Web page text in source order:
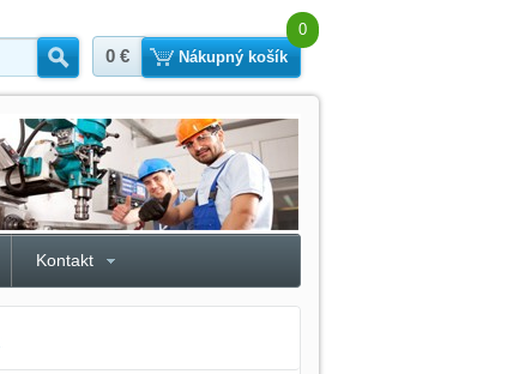
Hľadať
0 €
0
Nákupný košík
Kontakt